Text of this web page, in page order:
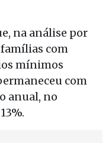
na análise por
com
mínimos
com
anual, no